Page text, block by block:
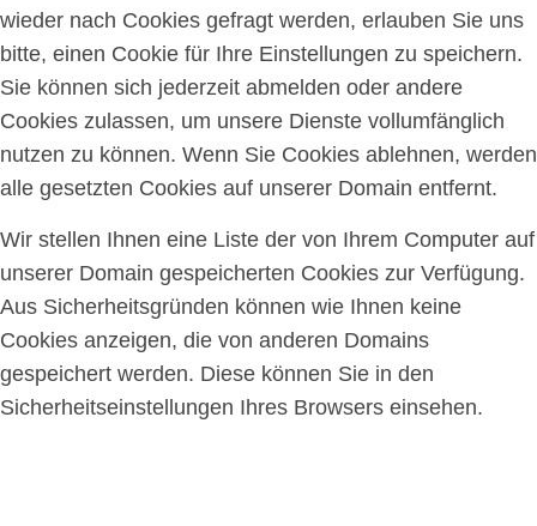
wieder nach Cookies gefragt werden, erlauben Sie uns
bitte, einen Cookie für Ihre Einstellungen zu speichern.
Sie können sich jederzeit abmelden oder andere
Cookies zulassen, um unsere Dienste vollumfänglich
nutzen zu können. Wenn Sie Cookies ablehnen, werden
alle gesetzten Cookies auf unserer Domain entfernt.
Wir stellen Ihnen eine Liste der von Ihrem Computer auf
unserer Domain gespeicherten Cookies zur Verfügung.
Aus Sicherheitsgründen können wie Ihnen keine
Cookies anzeigen, die von anderen Domains
gespeichert werden. Diese können Sie in den
Sicherheitseinstellungen Ihres Browsers einsehen.